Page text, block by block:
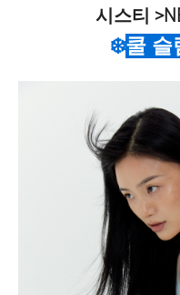
시스티
❄️쿨 슬